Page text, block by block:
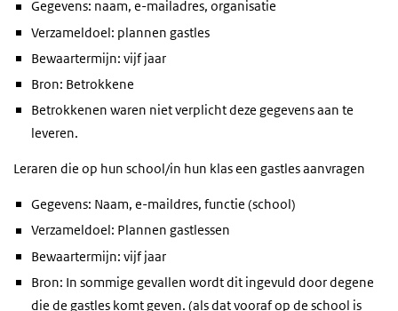
Gegevens: naam, e-mailadres, organisatie
Verzameldoel: plannen gastles
Bewaartermijn: vijf jaar
Bron: Betrokkene
Betrokkenen waren niet verplicht deze gegevens aan te
leveren.
Leraren die op hun school/in hun klas een gastles aanvragen
Gegevens: Naam, e-maildres, functie (school)
Verzameldoel: Plannen gastlessen
Bewaartermijn: vijf jaar
Bron: In sommige gevallen wordt dit ingevuld door degene
die de gastles komt geven. (als dat vooraf op de school is